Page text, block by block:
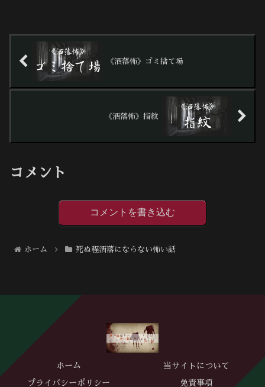
《洒落怖》ゴミ捨て場
《洒落怖》指紋
コメント
コメントを書き込む
ホーム 死ぬ程洒落にならない怖い話
ホーム 当サイトについて
プライバシーポリシー 免責事項